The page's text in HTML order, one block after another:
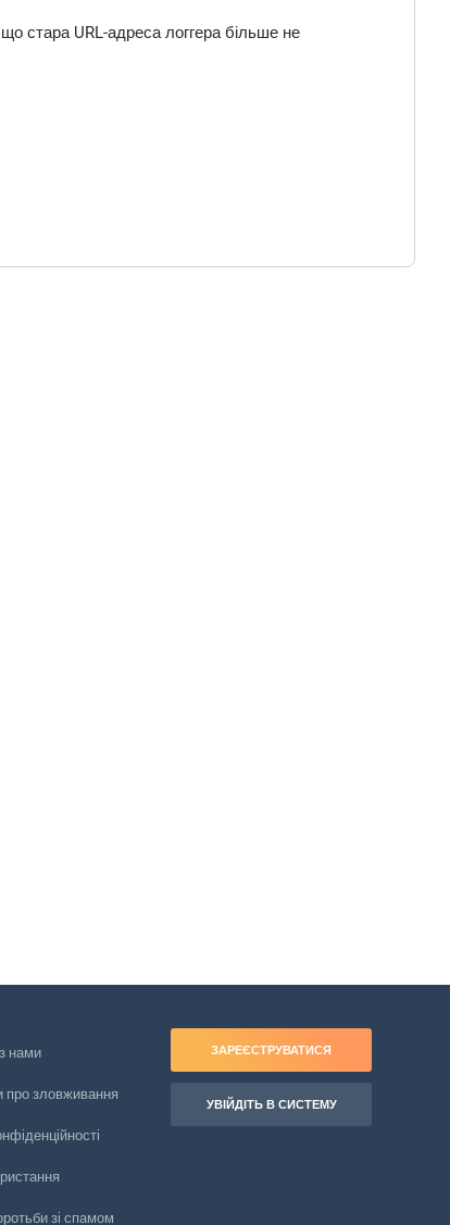
стара URL-адреса логгера більше не
нами
про зловживання
зі спамом
ЗАРЕЄСТРУВАТИСЯ
УВІЙДІТЬ В СИСТЕМУ